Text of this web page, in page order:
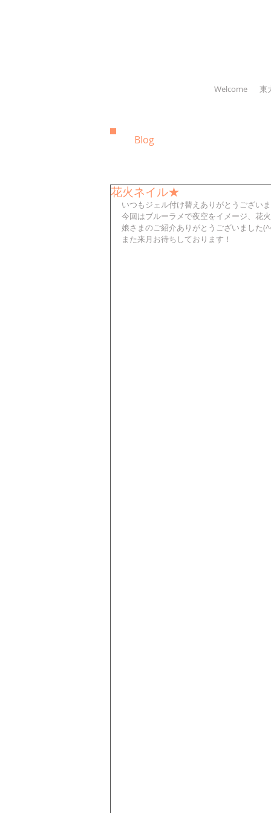
Welcome 東
Blog
花火ネイル★
いつもジェル付け替えありがとうござい
今回はブルーラメで夜空をイメージ、花
娘さまのご紹介ありがとうございました
また来月お待ちしております！